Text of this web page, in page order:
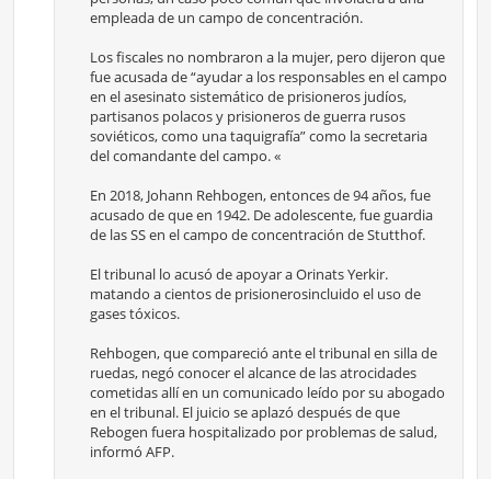
empleada de un campo de concentración.
Los fiscales no nombraron a la mujer, pero dijeron que
fue acusada de “ayudar a los responsables en el campo
en el asesinato sistemático de prisioneros judíos,
partisanos polacos y prisioneros de guerra rusos
soviéticos, como una taquigrafía” como la secretaria
del comandante del campo. «
En 2018, Johann Rehbogen, entonces de 94 años, fue
acusado de que en 1942. De adolescente, fue guardia
de las SS en el campo de concentración de Stutthof.
El tribunal lo acusó de apoyar a Orinats Yerkir.
matando a cientos de prisionerosincluido el uso de
gases tóxicos.
Rehbogen, que compareció ante el tribunal en silla de
ruedas, negó conocer el alcance de las atrocidades
cometidas allí en un comunicado leído por su abogado
en el tribunal. El juicio se aplazó después de que
Rebogen fuera hospitalizado por problemas de salud,
informó AFP.